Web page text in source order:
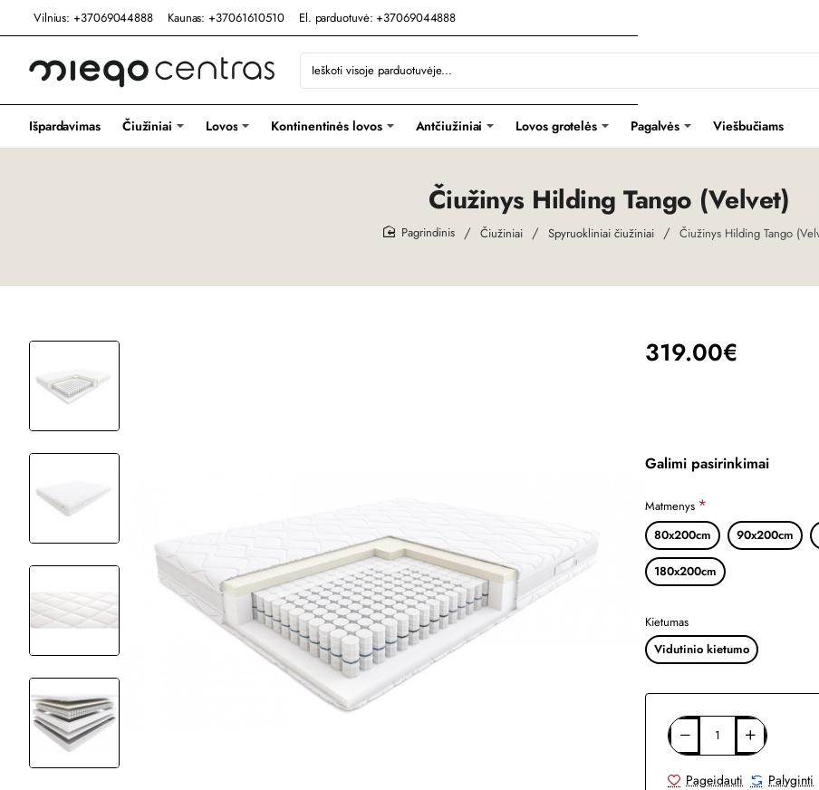
Vilnius: +37069044888 Kaunas: +37061610510 El. parduotuvė: +37069044888
Ieškoti
visoje
parduotuvėje...
Išpardavimas Čiužiniai Lovos Kontinentinės lovos Antčiužiniai Lovos grotelės Pagalvės Viešbučiams
Čiužinys Hilding Tango (Velvet)
Čiužiniai Spyruokliniai čiužiniai Čiužinys Hilding Tango
319.00€
Galimi pasirinkimai
Matmenys
80x200cm
90x200cm
180x200cm
Kietumas
Vidutinio kietumo
Pageidauti Palyginti